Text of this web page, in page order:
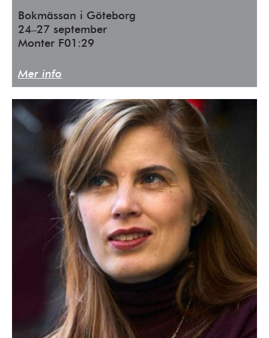
Bokmässan i Göteborg
24–27 september
Monter F01:29
Mer info